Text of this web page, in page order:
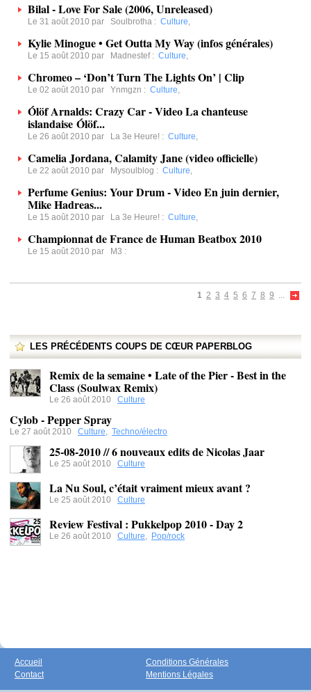
Bilal - Love For Sale (2006, Unreleased)
Le 31 août 2010 par Soulbrotha : Culture,
Kylie Minogue • Get Outta My Way (infos générales)
Le 15 août 2010 par Madnestef: Culture,
Chromeo – ‘Don’t Turn The Lights On’ | Clip
Le 02 août 2010 par Ynmgzn : Culture,
Ólöf Arnalds: Crazy Car - Video La chanteuse
islandaise Ólöf...
Le 26 août 2010 par La 3e Heure! : Culture,
Camelia Jordana, Calamity Jane (video officielle)
Le 22 août 2010 par Mysoulblog : Culture,
Perfume Genius: Your Drum - Video En juin dernier,
Mike Hadreas...
Le 15 août 2010 par La 3e Heure! : Culture,
Championnat de France de Human Beatbox 2010
Le 15 août 2010 par M3 :
1 2 3 4 5 6 7 8 9 ...
LES PRÉCÉDENTS COUPS DE CŒUR PAPERBLOG
Remix de la semaine • Late of the Pier - Best in the
Class (Soulwax Remix)
Le 26 août 2010 Culture
Cylob - Pepper Spray
Le 27 août 2010 Culture, Techno/électro
25-08-2010 // 6 nouveaux edits de Nicolas Jaar
Le 25 août 2010 Culture
La Nu Soul, c’était vraiment mieux avant ?
Le 25 août 2010 Culture
Review Festival : Pukkelpop 2010 - Day 2
Le 26 août 2010 Culture, Pop/rock
Accueil
Contact
Conditions Générales
Mentions Légales